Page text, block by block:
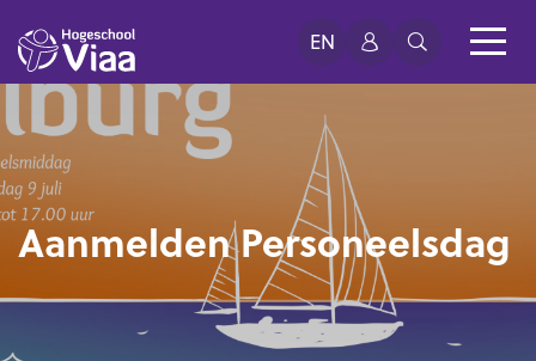
EN
Aanmelden Personeelsdag